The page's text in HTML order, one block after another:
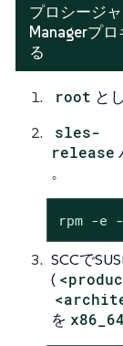
プロシージャ
Managerプ
る
root と
sles-
release
。
rpm -e
SCCで
(
を x86_64